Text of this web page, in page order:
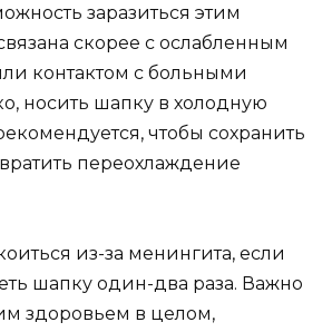
заразиться этим
скорее с ослабленным
контактом с больными
носить шапку в холодную
чтобы сохранить
переохлаждение
из-за менингита, если
шапку один-два раза. Важно
здоровьем в целом,